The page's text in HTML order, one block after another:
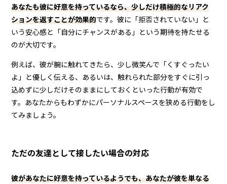
あなたも彼に好意を持っているなら、少しだけ積極的なリアク
ションを返すことが効果的です。彼に「拒否されていない」と
いう安心感と「自分にチャンスがある」という期待を持たせる
のが大切です。
例えば、彼が腕に触れてきたら、少し微笑んで「くすぐったい
よ」と優しく伝える、あるいは、触れられた部分をすぐに引っ
込めずに少しだけそのままにしておくといった行動が有効で
す。あなたからもわずかにパーソナルスペースを狭める行動をし
てみましょう。
ただの友達として接したい場合の対応
彼があなたに好意を持っているようでも、あなたが彼を単なる